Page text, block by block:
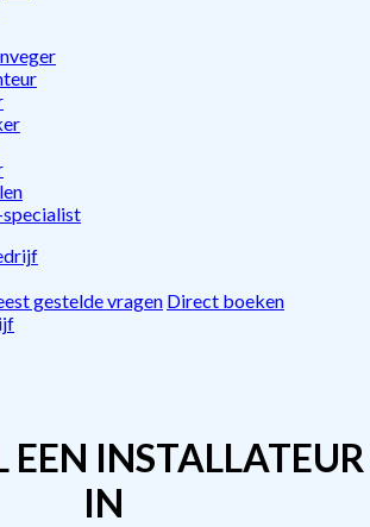
gestelde vragen Direct boeken
EEN INSTALLATEUR
IN